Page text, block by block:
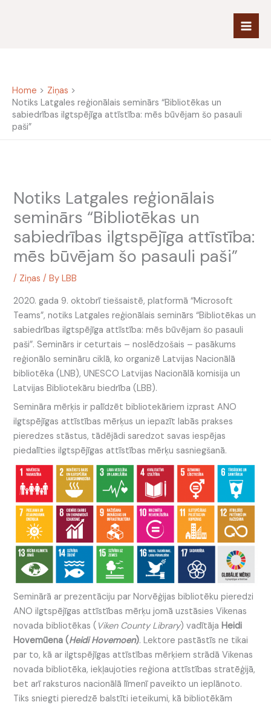
Home
Ziņas
Notiks Latgales reģionālais seminārs “Bibliotēkas un
sabiedrības ilgtspējīga attīstība: mēs būvējam šo pasauli
paši”
Notiks Latgales reģionālais
seminārs “Bibliotēkas un
sabiedrības ilgtspējīga attīstība:
mēs būvējam šo pasauli paši”
/ Ziņas / ByLBB
2020. gada 9. oktobrī tiešsaistē, platformā “Microsoft
Teams”, notiks Latgales reģionālais seminārs “Bibliotēkas un
sabiedrības ilgtspējīga attīstība: mēs būvējam šo pasauli
paši”. Seminārs ir ceturtais – noslēdzošais – pasākums
reģionālo semināru ciklā, ko organizē Latvijas Nacionālā
bibliotēka (LNB), UNESCO Latvijas Nacionālā komisija un
Latvijas Bibliotekāru biedrība (LBB).
Semināra mērķis ir palīdzēt bibliotekāriem izprast ANO
ilgtspējīgas attīstības mērķus un iepazīt labās prakses
pieredzes stāstus, tādējādi saredzot savas iespējas
piedalīties ilgtspējīgas attīstības mērķu sasniegšanā.
Seminārā ar prezentāciju par Norvēģijas bibliotēku pieredzi
ANO ilgtspējīgas attīstības mērķu jomā uzstāsies Vikenas
novada bibliotēkas ( Viken County Library) vadītājaHeidi
Hovemūena (Heidi Hovemoen). Lektore pastāstīs ne tikai
par to, kā ar ilgtspējīgas attīstības mērķiem strādā Vikenas
novada bibliotēka, iekļaujoties reģiona attīstības stratēģijā,
bet arī raksturos nacionālā līmenī paveikto un ieplānoto.
Tiks sniegti pieredzē balstīti ieteikumi, kā bibliotēkām